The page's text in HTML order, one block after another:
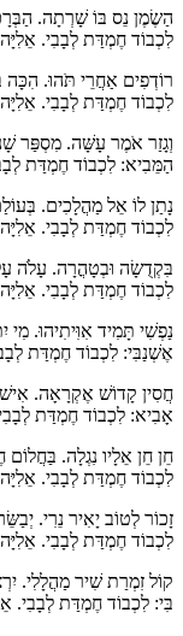
הַשֶׂמֶן נֵס בּוֹ שָׁרְתָה.
לִכְבוֹד חֶמְדַּת לְבָבִי.
רוֹדְפִים אַחֲרֵי תֹּהוּ. הִכָּה
לִכְבוֹד חֶמְדַּת לְבָבִי.
וְגָזַר אֹמֶר עָשָּׁה. מִסְפַּר
הַמֵּבִיא: לִכְבוֹד חֶמְדַּת
נָתַן לוֹ אֵל מַהֲלָכִים.
לִכְבוֹד חֶמְדַּת לְבָבִי.
בִּקְדֻשָׂה וּבְטָהֳרָה. עָלֹה
לִכְבוֹד חֶמְדַּת לְבָבִי.
נַפְשִׁי תָּמִיד אִוִּיתִיהוּ.
אֶשְׁנַבִּי: לִכְבוֹד חֶמְדַּת
חֲסִין קָדוֹשׁ אֶקְרָאָה.
אָבִיא: לִכְבוֹד חֶמְדַּת
חֵן חֵן אֵלָיו נִגְלָה. בַּחֲלוֹם
לִכְבוֹד חֶמְדַּת לְבָבִי.
זָכוֹר לְטוֹב יָאִיר נֵרִי.
לִכְבוֹד חֶמְדַּת לְבָבִי.
קוֹל זִמְרַת שִׁיר מַהֲלָלִי.
בִּי: לִכְבוֹד חֶמְדַּת לְבָבִי.